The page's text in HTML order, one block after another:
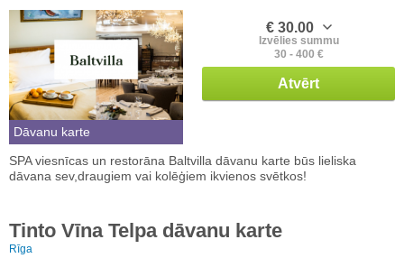
Dāvanu karte
€ 30.00
Izvēlies summu
30 - 400 €
Atvērt
SPA viesnīcas un restorāna Baltvilla dāvanu karte būs lieliska
dāvana sev,draugiem vai kolēģiem ikvienos svētkos!
Tinto Vīna Telpa dāvanu karte
Rīga